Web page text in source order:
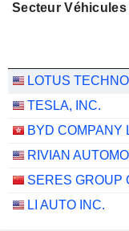
Secteur
TESLA, INC.
BYD COMPANY
RIVIAN
SERES GROUP
LI AUTO INC.